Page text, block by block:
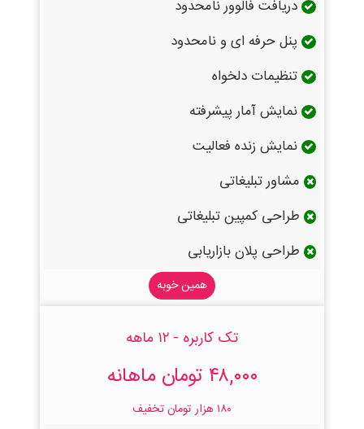
دریافت فالوور نامحدود
پنل حرفه ای و نامحدود
تنظیمات دلخواه
نمایش آمار پیشرفته
نمایش زنده فعالیت
مشاور تبلیغاتی
طراحی کمپین تبلیغاتی
طراحی پلان بازاریابی
همین خوبه
تک کاربره - ۱۲ ماهه
۴۸,۰۰۰ تومان ماهانه
۱۸۰ هزار تومان تخفیف